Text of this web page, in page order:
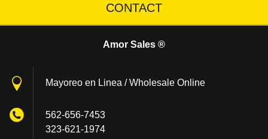
CONTACT
Amor Sales ®
Mayoreo en Linea / Wholesale Online
562-656-7453
323-621-1974